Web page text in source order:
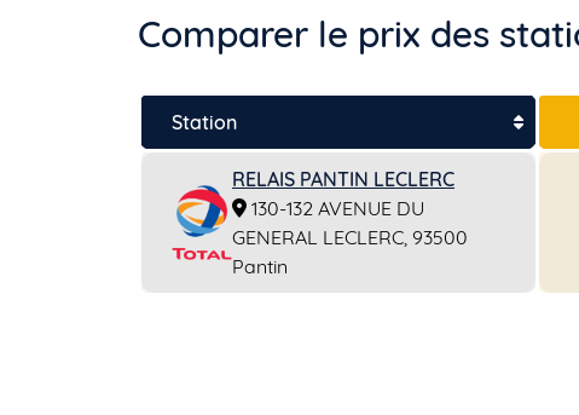
Comparer le prix des
Station
RELAIS PANTIN LECLERC
130-132 AVENUE DU
GENERAL LECLERC, 93500
Pantin